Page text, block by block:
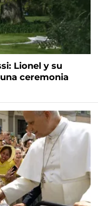
Lionel y su
ceremonia